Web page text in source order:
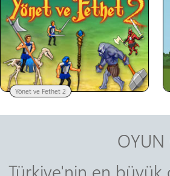
Yönet ve Fethet 2
OYUN
Türkiye'nin en büyük